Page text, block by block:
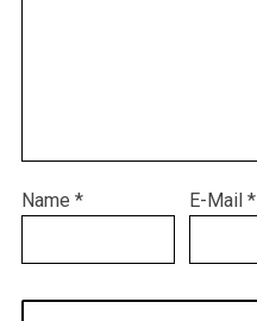
Name * E-Mail*